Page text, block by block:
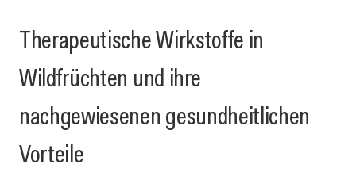
Therapeutische Wirkstoffe in
Wildfrüchten und ihre
nachgewiesenen gesundheitlichen
Vorteile